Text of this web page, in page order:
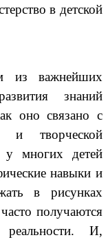
в детской
из важнейших
знаний
оно связано с
и творческой
у многих детей
навыки и
в рисунках
получаются
И,